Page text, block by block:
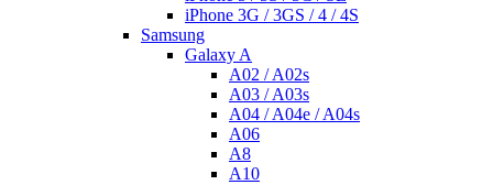
iPhone 3G / 3GS / 4 / 4S
Samsung
Galaxy A
A02 / A02s
A03 / A03s
A04 / A04e / A04s
A06
A8
A10